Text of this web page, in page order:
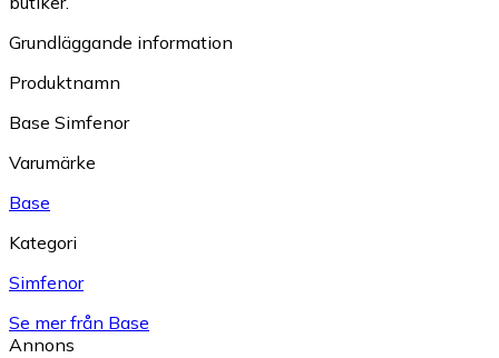
Grundläggande information
Produktnamn
Base Simfenor
Varumärke
Base
Kategori
Simfenor
Se mer från Base
Annons